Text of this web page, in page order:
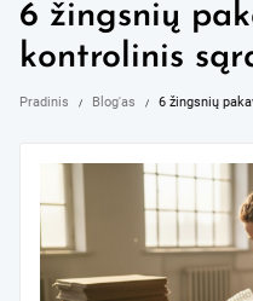
6 žingsnių
kontrolinis
Pradinis Blog'as 6 žingsnių